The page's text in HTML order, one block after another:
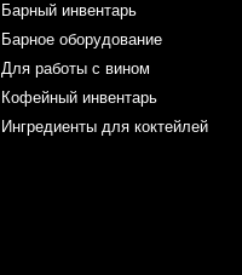
Традиция аэрации вина
декантеры для очистки
насыщать напитки
Аэраторы и воронки
аэрации красных вин,
Благодаря стильному
В нашем магазине
Барный инвентарь
Барное оборудование
Для работы с вином
Кофейный инвентарь
Ингредиенты для коктейлей